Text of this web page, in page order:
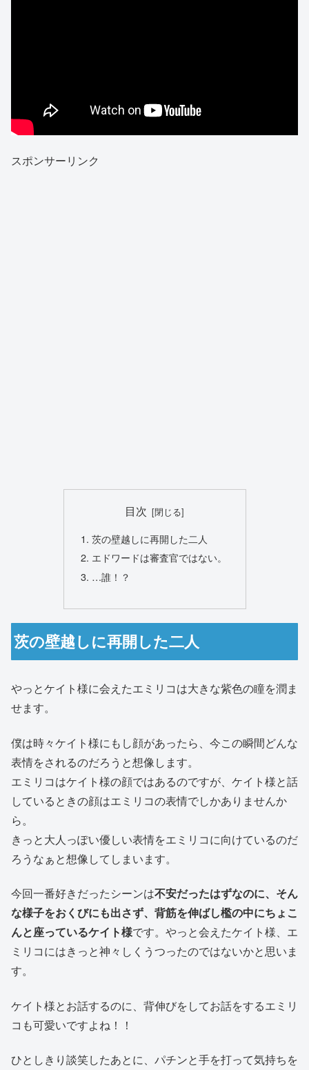
スポンサーリンク
目次
茨の壁越しに再開した二人
エドワードは審査官ではない。
…誰！？
茨の壁越しに再開した二人
やっとケイト様に会えたエミリコは大きな紫色の瞳を潤ま
せます。
僕は時々ケイト様にもし顔があったら、今この瞬間どんな
表情をされるのだろうと想像します。
エミリコはケイト様の顔ではあるのですが、ケイト様と話
しているときの顔はエミリコの表情でしかありませんか
ら。
きっと大人っぽい優しい表情をエミリコに向けているのだ
ろうなぁと想像してしまいます。
今回一番好きだったシーンは不安だったはずなのに、そん
な様子をおくびにも出さず、背筋を伸ばし檻の中にちょこ
んと座っているケイト様です。やっと会えたケイト様、エ
ミリコにはきっと神々しくうつったのではないかと思いま
す。
ケイト様とお話するのに、背伸びをしてお話をするエミリ
コも可愛いですよね！！
ひとしきり談笑したあとに、パチンと手を打って気持ちを